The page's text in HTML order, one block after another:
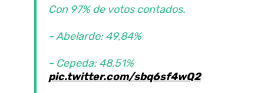
Con 97% de votos contados.
- Abelardo: 49,84%
- Cepeda: 48,51%
pic.twitter.com/sbq6sf4wQ2